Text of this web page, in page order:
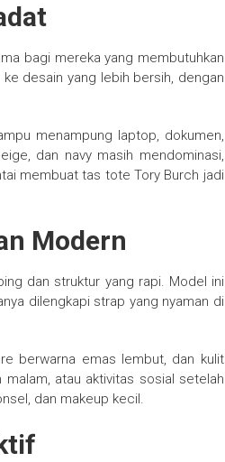
bagi mereka yang membutuhkan
desain yang lebih bersih, dengan
menampung laptop, dokumen,
dan navy masih mendominasi,
membuat tas tote Tory Burch jadi
Modern
dan struktur yang rapi. Model ini
dilengkapi strap yang nyaman di
berwarna emas lembut, dan kulit
atau aktivitas sosial setelah
dan makeup kecil.